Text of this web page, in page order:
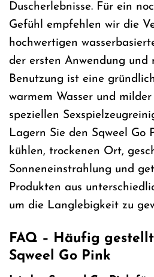
Duscherlebnisse. Für ein
Gefühl empfehlen wir die
hochwertigen
der ersten Anwendung und
Benutzung ist eine
warmem Wasser und
speziellen
Lagern Sie den Sqweel Go
kühlen, trockenen Ort,
Sonneneinstrahlung und
Produkten aus
um die Langlebigkeit zu
FAQ – Häufig
Sqweel Go Pink